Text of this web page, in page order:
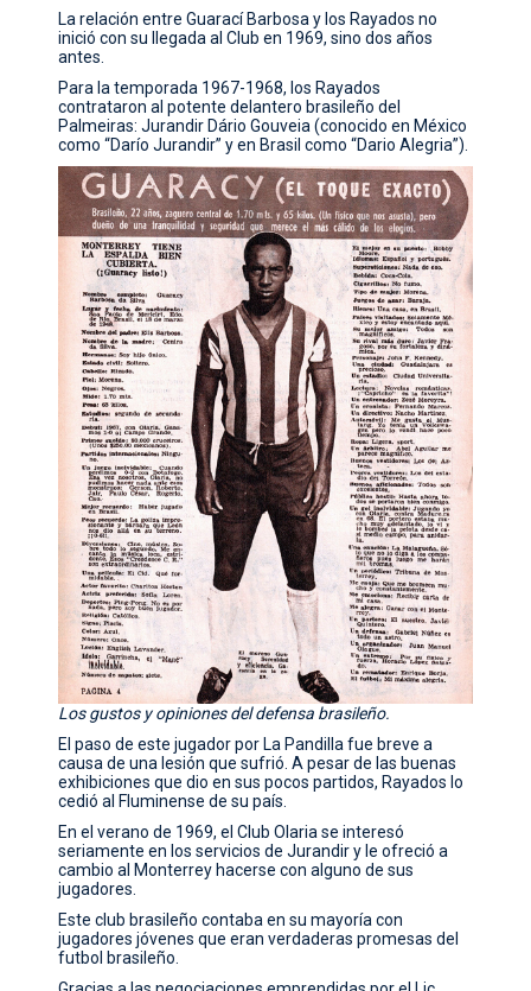
La relación entre Guarací Barbosa y los Rayados no
inició con su llegada al Club en 1969, sino dos años
antes.
Para la temporada 1967-1968, los Rayados
contrataron al potente delantero brasileño del
Palmeiras: Jurandir Dário Gouveia (conocido en México
como “Darío Jurandir” y en Brasil como “Dario Alegria”).
Los gustos y opiniones del defensa brasileño.
El paso de este jugador por La Pandilla fue breve a
causa de una lesión que sufrió. A pesar de las buenas
exhibiciones que dio en sus pocos partidos, Rayados lo
cedió al Fluminense de su país.
En el verano de 1969, el Club Olaria se interesó
seriamente en los servicios de Jurandir y le ofreció a
cambio al Monterrey hacerse con alguno de sus
jugadores.
Este club brasileño contaba en su mayoría con
jugadores jóvenes que eran verdaderas promesas del
futbol brasileño.